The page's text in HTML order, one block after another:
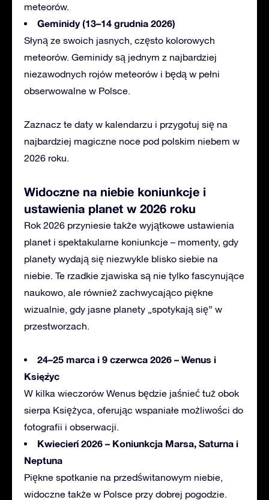
meteorów.
Geminidy (13–14 grudnia 2026)
Słyną ze swoich jasnych, często kolorowych
meteorów. Geminidy są jednym z najbardziej
niezawodnych rojów meteorów i będą w pełni
obserwowalne w Polsce.
Zaznacz te daty w kalendarzu i przygotuj się na
najbardziej magiczne noce pod polskim niebem w
2026 roku.
Widoczne na niebie koniunkcje i
ustawienia planet w 2026 roku
Rok 2026 przyniesie także wyjątkowe ustawienia
planet i spektakularne koniunkcje – momenty, gdy
planety wydają się niezwykle blisko siebie na
niebie. Te rzadkie zjawiska są nie tylko fascynujące
naukowo, ale również zachwycająco piękne
wizualnie, gdy jasne planety „spotykają się” w
przestworzach.
24–25 marca i 9 czerwca 2026 – Wenus i
Księżyc
W kilka wieczorów Wenus będzie jaśnieć tuż obok
sierpa Księżyca, oferując wspaniałe możliwości do
fotografii i obserwacji.
Kwiecień 2026 – Koniunkcja Marsa, Saturna i
Neptuna
Piękne spotkanie na przedświtanowym niebie,
widoczne także w Polsce przy dobrej pogodzie.